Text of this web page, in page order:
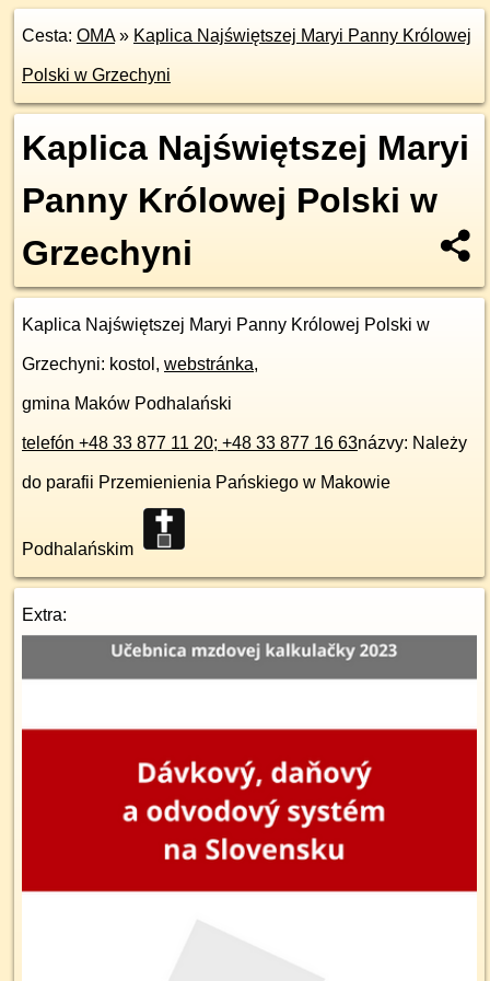
Cesta: OMA» Kaplica Najświętszej Maryi Panny Królowej
Polski w Grzechyni
Kaplica Najświętszej Maryi
Panny Królowej Polski w
Grzechyni
Kaplica Najświętszej Maryi Panny Królowej Polski w
Grzechyni: kostol, webstránka,
gmina Maków Podhalański
telefón +48 33 877 11 20; +48 33 877 16 63názvy: Należy
do parafii Przemienienia Pańskiego w Makowie
Podhalańskim
Extra: